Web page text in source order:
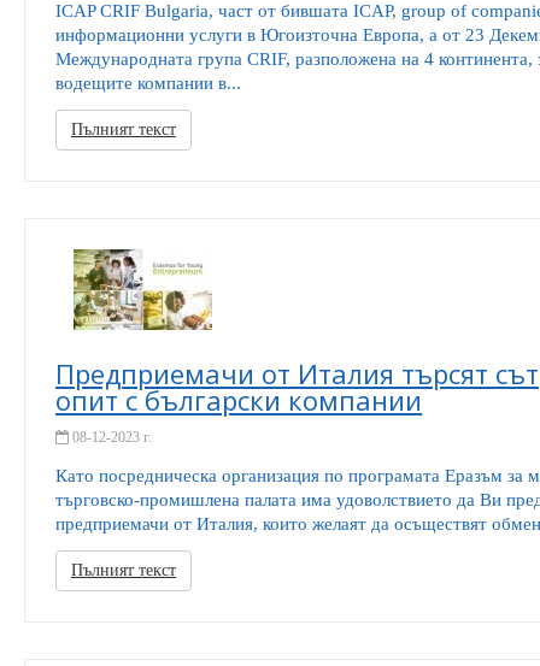
ICAP CRIF Bulgaria, част от бившата ICAP, group of
информационни услуги в Югоизточна Европа, а от 23
Международната група CRIF, разположена на 4 континента,
водещите компании в...
Пълният текст
Предприемачи от Италия търсят
опит с български компании
08-12-2023 г.
Като посредническа организация по програмата Еразъм за
търговско-промишлена палата има удоволствието да Ви
предприемачи от Италия, които желаят да осъществят
Пълният текст